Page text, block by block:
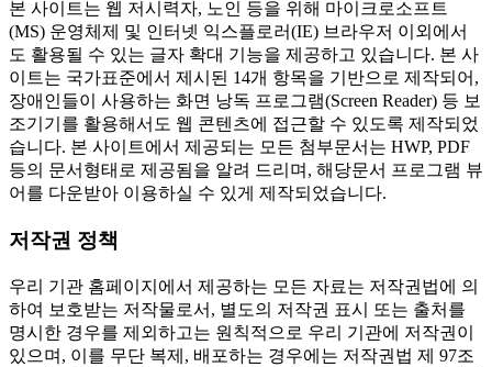
본 사이트는 웹 저시력자, 노인 등을 위해 마이크로소프트
(MS) 운영체제 및 인터넷 익스플로러(IE) 브라우저 이외에서
도 활용될 수 있는 글자 확대 기능을 제공하고 있습니다. 본 사
이트는 국가표준에서 제시된 14개 항목을 기반으로 제작되어,
장애인들이 사용하는 화면 낭독 프로그램(Screen Reader) 등 보
조기기를 활용해서도 웹 콘텐츠에 접근할 수 있도록 제작되었
습니다. 본 사이트에서 제공되는 모든 첨부문서는 HWP, PDF
등의 문서형태로 제공됨을 알려 드리며, 해당문서 프로그램 뷰
어를 다운받아 이용하실 수 있게 제작되었습니다.
저작권 정책
우리 기관 홈페이지에서 제공하는 모든 자료는 저작권법에 의
하여 보호받는 저작물로서, 별도의 저작권 표시 또는 출처를
명시한 경우를 제외하고는 원칙적으로 우리 기관에 저작권이
있으며, 이를 무단 복제, 배포하는 경우에는 저작권법 제 97조